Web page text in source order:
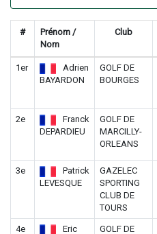
#
Prénom /
Nom
Club
1er
Adrien
BAYARDON
GOLF DE
BOURGES
2e
Franck
DEPARDIEU
GOLF DE
MARCILLY-
ORLEANS
3e
Patrick
LEVESQUE
GAZELEC
SPORTING
CLUB DE
TOURS
4e
Eric
GOLF DE